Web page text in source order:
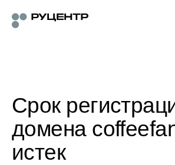
Срок
домена
истек